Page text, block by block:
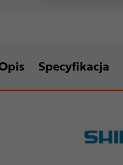
Specyfikacja